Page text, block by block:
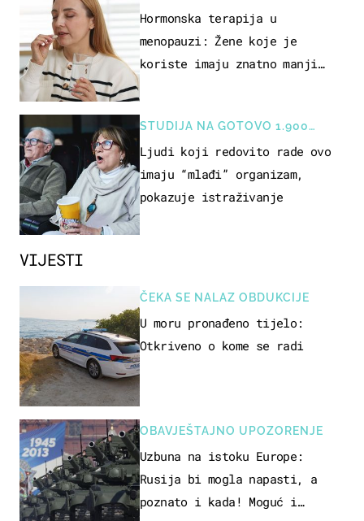
VIJESTI
ČEKA SE NALAZ OBDUKCIJE
U moru pronađeno tijelo:
Otkriveno o kome se radi
OBAVJEŠTAJNO UPOZORENJE
Uzbuna na istoku Europe:
Rusija bi mogla napasti, a
poznato i kada! Moguć i
Hormonska terapija u
menopauzi: Žene koje je
koriste imaju znatno manji
STUDIJA NA GOTOVO 1.900
OSOBA
Ljudi koji redovito rade ovo
imaju “mlađi” organizam,
pokazuje istraživanje